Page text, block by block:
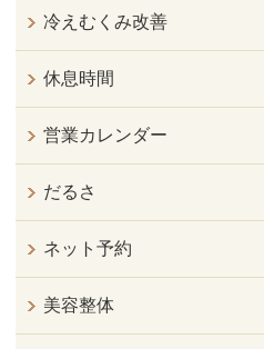
冷えむくみ改善
休息時間
営業カレンダー
だるさ
ネット予約
美容整体